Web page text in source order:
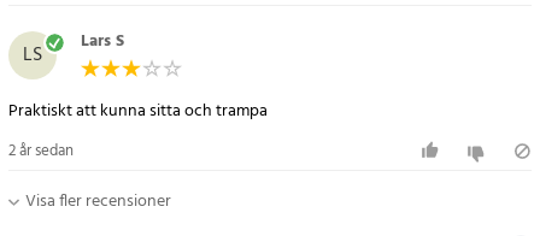
LS Lars S
Praktiskt att kunna sitta och trampa
2 år sedan
Visa fler recensioner